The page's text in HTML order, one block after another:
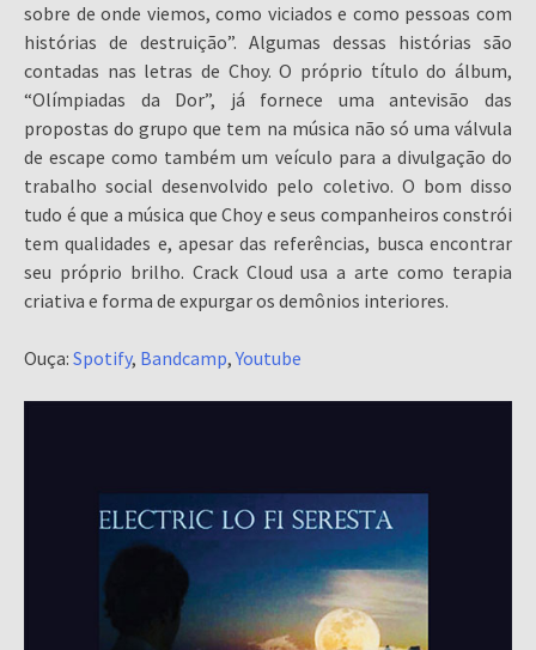
sobre de onde viemos, como viciados e como pessoas com
histórias de destruição”. Algumas dessas histórias são
contadas nas letras de Choy. O próprio título do álbum,
“Olímpiadas da Dor”, já fornece uma antevisão das
propostas do grupo que tem na música não só uma válvula
de escape como também um veículo para a divulgação do
trabalho social desenvolvido pelo coletivo. O bom disso
tudo é que a música que Choy e seus companheiros constrói
tem qualidades e, apesar das referências, busca encontrar
seu próprio brilho. Crack Cloud usa a arte como terapia
criativa e forma de expurgar os demônios interiores.
Ouça: Spotify, Bandcamp,Youtube